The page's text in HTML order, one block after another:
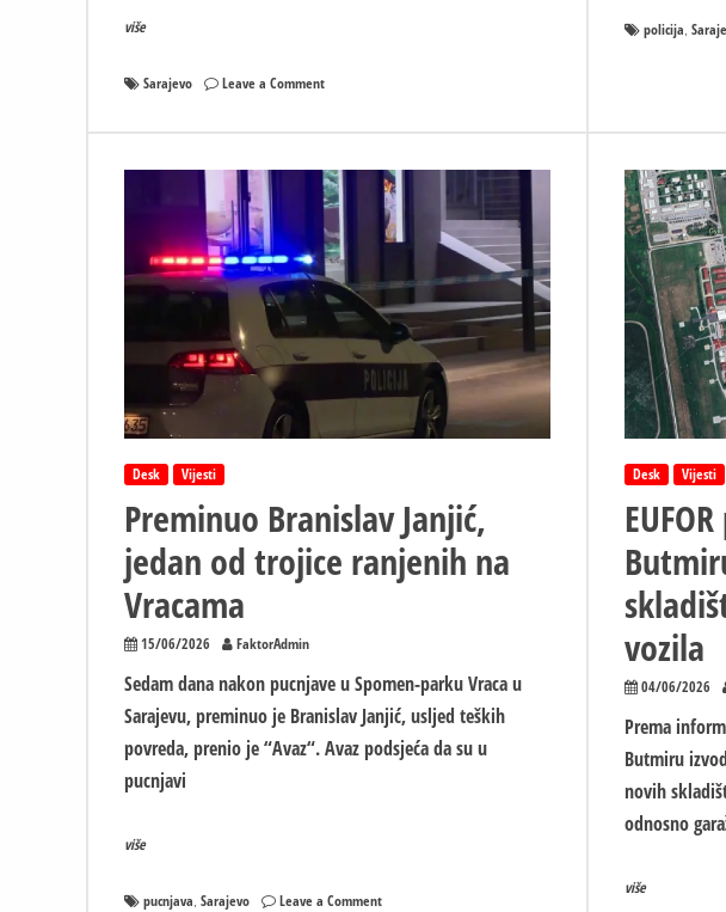
više
Sarajevo Leave a Commenton
tokom
u
Sarajevu:
Mladić
pao
sa
krova
auta,
teško
povrijeđen
policija,
Desk Vijesti
Preminuo Branislav Janjić,
jedan od trojice ranjenih na
Vracama
15/06/2026 FaktorAdmin
Sedam dana nakon pucnjave u Spomen-parku Vraca u
Sarajevu, preminuo je Branislav Janjić, usljed teških
povreda, prenio je “Avaz“. Avaz podsjeća da su u
pucnjavi
više
pucnjava Sarajevo Leave a Commenton
Desk Vijesti
vozila
04/06/2026
Prema
Butmiru
novih
odnosno
više